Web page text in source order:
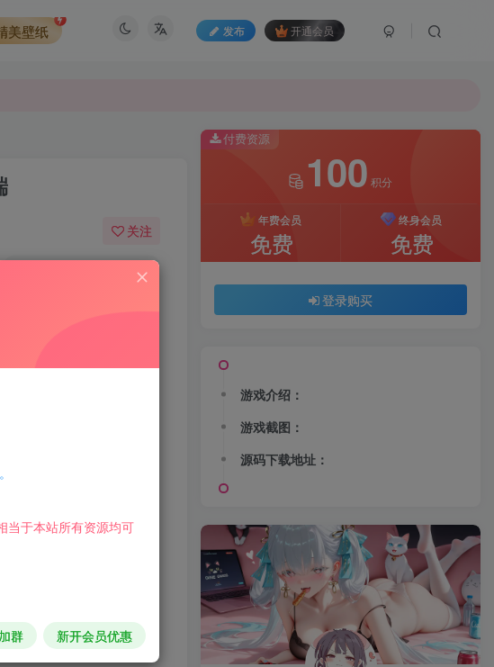
发布 开通会员
美壁纸
关注
付费资源
100 积分
年费会员
免费
终身会员
免费
登录购买
游戏介绍：
游戏截图：
源码下载地址：
当于本站所有资源均可
群 新开会员优惠